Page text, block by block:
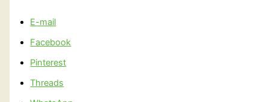
E-mail
Facebook
Pinterest
Threads